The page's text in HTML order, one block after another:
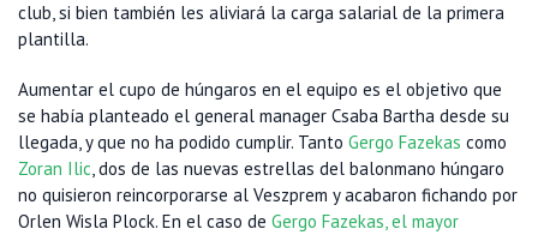
club, si bien también les aliviará la carga salarial de la primera
plantilla.
Aumentar el cupo de húngaros en el equipo es el objetivo que
se había planteado el general manager Csaba Bartha desde su
llegada, y que no ha podido cumplir. Tanto Gergo Fazekas como
Zoran Ilic, dos de las nuevas estrellas del balonmano húngaro
no quisieron reincorporarse al Veszprem y acabaron fichando por
Orlen Wisla Plock. En el caso de Gergo Fazekas, el mayor